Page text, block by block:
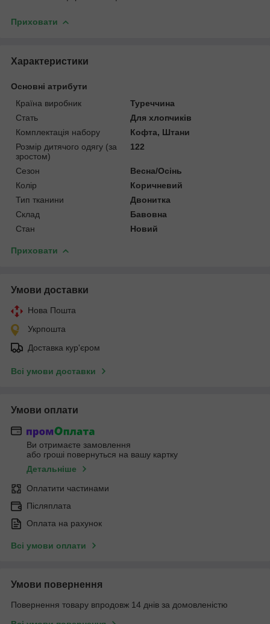
Приховати
Характеристики
Основні атрибути
Країна виробник
Туреччина
Стать
Для хлопчиків
Комплектація набору
Кофта, Штани
Розмір дитячого одягу (за
зростом)
122
Сезон
Весна/Осінь
Колір
Коричневий
Тип тканини
Двонитка
Склад
Бавовна
Стан
Новий
Приховати
Умови доставки
Нова Пошта
Укрпошта
Доставка кур'єром
Всі умови доставки
Умови оплати
Ви отримаєте замовлення
або гроші повернуться на вашу картку
Детальніше
Оплатити частинами
Післяплата
Оплата на рахунок
Всі умови оплати
Умови повернення
Повернення товару впродовж 14 днів за домовленістю